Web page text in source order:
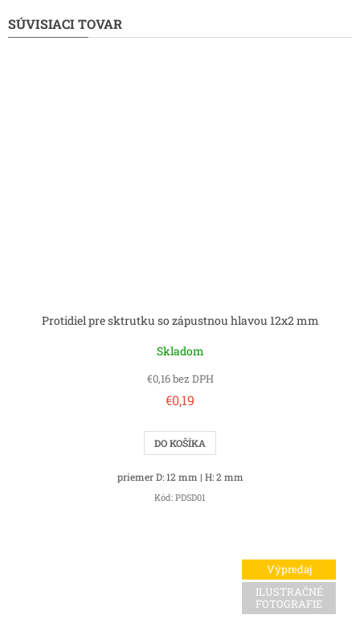
SÚVISIACI TOVAR
Protidiel pre sktrutku so zápustnou hlavou 12x2 mm
Skladom
€0,16 bez DPH
€0,19
DO KOŠÍKA
priemer D: 12 mm | H: 2 mm
Kód: PDSD01
Výpredaj
ILUSTRAČNÉ
FOTOGRAFIE